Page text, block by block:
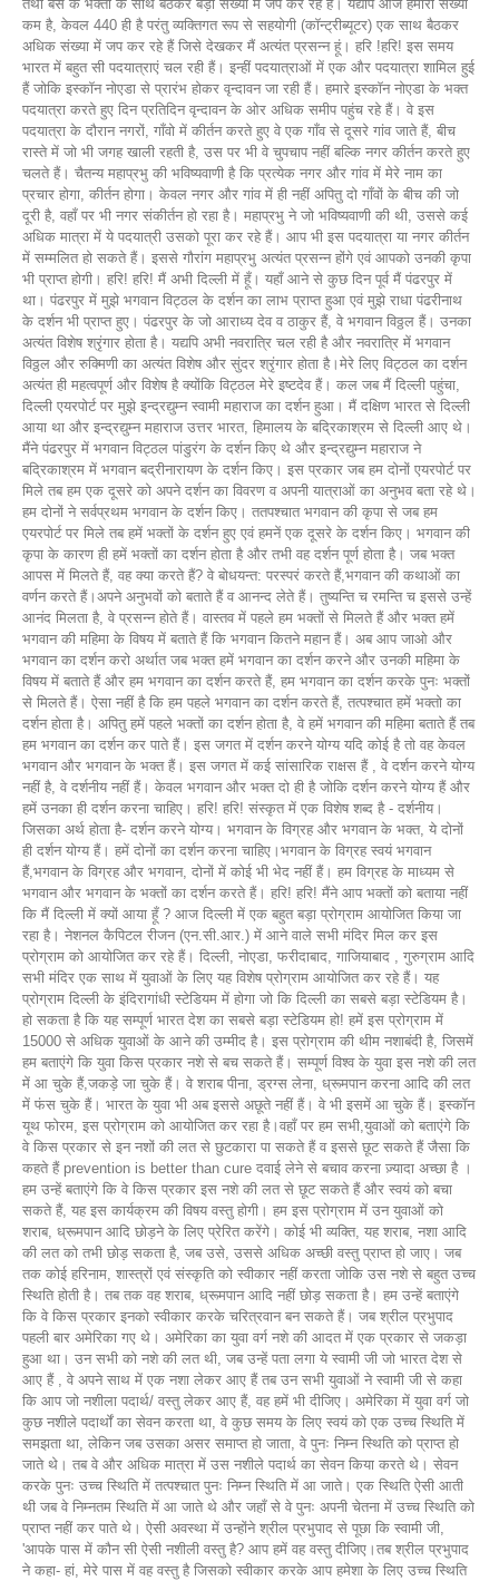
तथा बेस के भक्तों के साथ बैठकर बड़ी संख्या में जप कर रहे हैं। यद्यपि आज हमारी संख्या
कम है, केवल 440 ही है परंतु व्यक्तिगत रूप से सहयोगी (कॉन्ट्रीब्यूटर) एक साथ बैठकर
अधिक संख्या में जप कर रहे हैं जिसे देखकर मैं अत्यंत प्रसन्न हूं। हरि !हरि! इस समय
भारत में बहुत सी पदयात्राएं चल रही हैं। इन्हीं पदयात्राओं में एक और पदयात्रा शामिल हुई
हैं जोकि इस्कॉन नोएडा से प्रारंभ होकर वृन्दावन जा रही हैं। हमारे इस्कॉन नोएडा के भक्त
पदयात्रा करते हुए दिन प्रतिदिन वृन्दावन के ओर अधिक समीप पहुंच रहे हैं। वे इस
पदयात्रा के दौरान नगरों, गाँवो में कीर्तन करते हुए वे एक गाँव से दूसरे गांव जाते हैं, बीच
रास्ते में जो भी जगह खाली रहती है, उस पर भी वे चुपचाप नहीं बल्कि नगर कीर्तन करते हुए
चलते हैं। चैतन्य महाप्रभु की भविष्यवाणी है कि प्रत्येक नगर और गांव में मेरे नाम का
प्रचार होगा, कीर्तन होगा। केवल नगर और गांव में ही नहीं अपितु दो गाँवों के बीच की जो
दूरी है, वहाँ पर भी नगर संकीर्तन हो रहा है। महाप्रभु ने जो भविष्यवाणी की थी, उससे कई
अधिक मात्रा में ये पदयात्री उसको पूरा कर रहे हैं। आप भी इस पदयात्रा या नगर कीर्तन
में सम्मलित हो सकते हैं। इससे गौरांग महाप्रभु अत्यंत प्रसन्न होंगे एवं आपको उनकी कृपा
भी प्राप्त होगी। हरि! हरि! मैं अभी दिल्ली में हूँ। यहाँ आने से कुछ दिन पूर्व मैं पंढरपुर में
था। पंढरपुर में मुझे भगवान विट्ठल के दर्शन का लाभ प्राप्त हुआ एवं मुझे राधा पंढरीनाथ
के दर्शन भी प्राप्त हुए। पंढरपुर के जो आराध्य देव व ठाकुर हैं, वे भगवान विठ्ठल हैं। उनका
अत्यंत विशेष श्रृंगार होता है। यद्यपि अभी नवरात्रि चल रही है और नवरात्रि में भगवान
विठ्ठल और रुक्मिणी का अत्यंत विशेष और सुंदर श्रृंगार होता है।मेरे लिए विट्ठल का दर्शन
अत्यंत ही महत्वपूर्ण और विशेष है क्योंकि विट्ठल मेरे इष्टदेव हैं। कल जब मैं दिल्ली पहुंचा,
दिल्ली एयरपोर्ट पर मुझे इन्द्रद्युम्न स्वामी महाराज का दर्शन हुआ। मैं दक्षिण भारत से दिल्ली
आया था और इन्द्रद्युम्न महाराज उत्तर भारत, हिमालय के बद्रिकाश्रम से दिल्ली आए थे।
मैंने पंढरपुर में भगवान विट्ठल पांडुरंग के दर्शन किए थे और इन्द्रद्युम्न महाराज ने
बद्रिकाश्रम में भगवान बद्रीनारायण के दर्शन किए। इस प्रकार जब हम दोनों एयरपोर्ट पर
मिले तब हम एक दूसरे को अपने दर्शन का विवरण व अपनी यात्राओं का अनुभव बता रहे थे।
हम दोनों ने सर्वप्रथम भगवान के दर्शन किए। ततपश्चात भगवान की कृपा से जब हम
एयरपोर्ट पर मिले तब हमें भक्तों के दर्शन हुए एवं हमनें एक दूसरे के दर्शन किए। भगवान की
कृपा के कारण ही हमें भक्तों का दर्शन होता है और तभी वह दर्शन पूर्ण होता है। जब भक्त
आपस में मिलते हैं, वह क्या करते हैं? वे बोधयन्त: परस्परं करते हैं,भगवान की कथाओं का
वर्णन करते हैं।अपने अनुभवों को बताते हैं व आनन्द लेते हैं। तुष्यन्ति च रमन्ति च इससे उन्हें
आनंद मिलता है, वे प्रसन्न होते हैं। वास्तव में पहले हम भक्तों से मिलते हैं और भक्त हमें
भगवान की महिमा के विषय में बताते हैं कि भगवान कितने महान हैं। अब आप जाओ और
भगवान का दर्शन करो अर्थात जब भक्त हमें भगवान का दर्शन करने और उनकी महिमा के
विषय में बताते हैं और हम भगवान का दर्शन करते हैं, हम भगवान का दर्शन करके पुनः भक्तों
से मिलते हैं। ऐसा नहीं है कि हम पहले भगवान का दर्शन करते हैं, तत्पश्चात हमें भक्तो का
दर्शन होता है। अपितु हमें पहले भक्तों का दर्शन होता है, वे हमें भगवान की महिमा बताते हैं तब
हम भगवान का दर्शन कर पाते हैं। इस जगत में दर्शन करने योग्य यदि कोई है तो वह केवल
भगवान और भगवान के भक्त हैं। इस जगत में कई सांसारिक राक्षस हैं , वे दर्शन करने योग्य
नहीं है, वे दर्शनीय नहीं हैं। केवल भगवान और भक्त दो ही है जोकि दर्शन करने योग्य हैं और
हमें उनका ही दर्शन करना चाहिए। हरि! हरि! संस्कृत में एक विशेष शब्द है - दर्शनीय।
जिसका अर्थ होता है- दर्शन करने योग्य। भगवान के विग्रह और भगवान के भक्त, ये दोनों
ही दर्शन योग्य हैं। हमें दोनों का दर्शन करना चाहिए।भगवान के विग्रह स्वयं भगवान
हैं,भगवान के विग्रह और भगवान, दोनों में कोई भी भेद नहीं हैं। हम विग्रह के माध्यम से
भगवान और भगवान के भक्तों का दर्शन करते हैं। हरि! हरि! मैंने आप भक्तों को बताया नहीं
कि मैं दिल्ली में क्यों आया हूँ ? आज दिल्ली में एक बहुत बड़ा प्रोग्राम आयोजित किया जा
रहा है। नेशनल कैपिटल रीजन (एन.सी.आर.) में आने वाले सभी मंदिर मिल कर इस
प्रोग्राम को आयोजित कर रहे हैं। दिल्ली, नोएडा, फरीदाबाद, गाजियाबाद , गुरुग्राम आदि
सभी मंदिर एक साथ में युवाओं के लिए यह विशेष प्रोग्राम आयोजित कर रहे हैं। यह
प्रोग्राम दिल्ली के इंदिरागांधी स्टेडियम में होगा जो कि दिल्ली का सबसे बड़ा स्टेडियम है।
हो सकता है कि यह सम्पूर्ण भारत देश का सबसे बड़ा स्टेडियम हो! हमें इस प्रोग्राम में
15000 से अधिक युवाओं के आने की उम्मीद है। इस प्रोग्राम की थीम नशाबंदी है, जिसमें
हम बताएंगे कि युवा किस प्रकार नशे से बच सकते हैं। सम्पूर्ण विश्व के युवा इस नशे की लत
में आ चुके हैं,जकड़े जा चुके हैं। वे शराब पीना, ड्रग्स लेना, ध्रूमपान करना आदि की लत
में फंस चुके हैं। भारत के युवा भी अब इससे अछूते नहीं हैं। वे भी इसमें आ चुके हैं। इस्कॉन
यूथ फोरम, इस प्रोग्राम को आयोजित कर रहा है।वहाँ पर हम सभी,युवाओं को बताएंगे कि
वे किस प्रकार से इन नशों की लत से छुटकारा पा सकते हैं व इससे छूट सकते हैं जैसा कि
कहते हैं prevention is better than cure दवाई लेने से बचाव करना ज़्यादा अच्छा है ।
हम उन्हें बताएंगे कि वे किस प्रकार इस नशे की लत से छूट सकते हैं और स्वयं को बचा
सकते हैं, यह इस कार्यक्रम की विषय वस्तु होगी। हम इस प्रोग्राम में उन युवाओं को
शराब, ध्रूमपान आदि छोड़ने के लिए प्रेरित करेंगे। कोई भी व्यक्ति, यह शराब, नशा आदि
की लत को तभी छोड़ सकता है, जब उसे, उससे अधिक अच्छी वस्तु प्राप्त हो जाए। जब
तक कोई हरिनाम, शास्त्रों एवं संस्कृति को स्वीकार नहीं करता जोकि उस नशे से बहुत उच्च
स्थिति होती है। तब तक वह शराब, ध्रूमपान आदि नहीं छोड़ सकता है। हम उन्हें बताएंगे
कि वे किस प्रकार इनको स्वीकार करके चरित्रवान बन सकते हैं। जब श्रील प्रभुपाद
पहली बार अमेरिका गए थे। अमेरिका का युवा वर्ग नशे की आदत में एक प्रकार से जकड़ा
हुआ था। उन सभी को नशे की लत थी, जब उन्हें पता लगा ये स्वामी जी जो भारत देश से
आए हैं , वे अपने साथ में एक नशा लेकर आए हैं तब उन सभी युवाओं ने स्वामी जी से कहा
कि आप जो नशीला पदार्थ/ वस्तु लेकर आए हैं, वह हमें भी दीजिए। अमेरिका में युवा वर्ग जो
कुछ नशीले पदार्थों का सेवन करता था, वे कुछ समय के लिए स्वयं को एक उच्च स्थिति में
समझता था, लेकिन जब उसका असर समाप्त हो जाता, वे पुनः निम्न स्थिति को प्राप्त हो
जाते थे। तब वे और अधिक मात्रा में उस नशीले पदार्थ का सेवन किया करते थे। सेवन
करके पुनः उच्च स्थिति में तत्पश्चात पुनः निम्न स्थिति में आ जाते। एक स्थिति ऐसी आती
थी जब वे निम्नतम स्थिति में आ जाते थे और जहाँ से वे पुनः अपनी चेतना में उच्च स्थिति को
प्राप्त नहीं कर पाते थे। ऐसी अवस्था में उन्होंने श्रील प्रभुपाद से पूछा कि स्वामी जी,
'आपके पास में कौन सी ऐसी नशीली वस्तु है? आप हमें वह वस्तु दीजिए।तब श्रील प्रभुपाद
ने कहा- हां, मेरे पास में वह वस्तु है जिसको स्वीकार करके आप हमेशा के लिए उच्च स्थिति